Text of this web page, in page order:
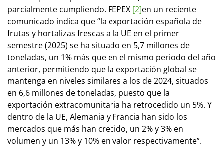
parcialmente cumpliendo. FEPEX [2]en un reciente
comunicado indica que “la exportación española de
frutas y hortalizas frescas a la UE en el primer
semestre (2025) se ha situado en 5,7 millones de
toneladas, un 1% más que en el mismo periodo del año
anterior, permitiendo que la exportación global se
mantenga en niveles similares a los de 2024, situados
en 6,6 millones de toneladas, puesto que la
exportación extracomunitaria ha retrocedido un 5%. Y
dentro de la UE, Alemania y Francia han sido los
mercados que más han crecido, un 2% y 3% en
volumen y un 13% y 10% en valor respectivamente”.